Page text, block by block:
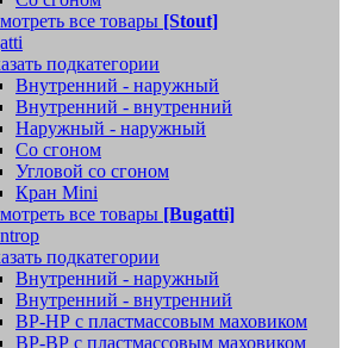
все товары [Stout]
подкатегории
Внутренний - наружный
Внутренний - внутренний
Наружный - наружный
Со сгоном
Угловой со сгоном
Кран Mini
все товары [Bugatti]
подкатегории
Внутренний - наружный
Внутренний - внутренний
ВР-НР с пластмассовым маховиком
ВР-ВР с пластмассовым маховиком